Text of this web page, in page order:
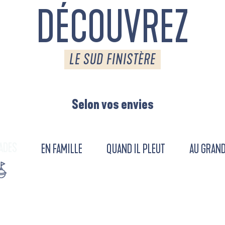
DÉCOUVREZ
LE SUD FINISTÈRE
Selon vos envies
EN FAMILLE QUAND IL PLEUT AU